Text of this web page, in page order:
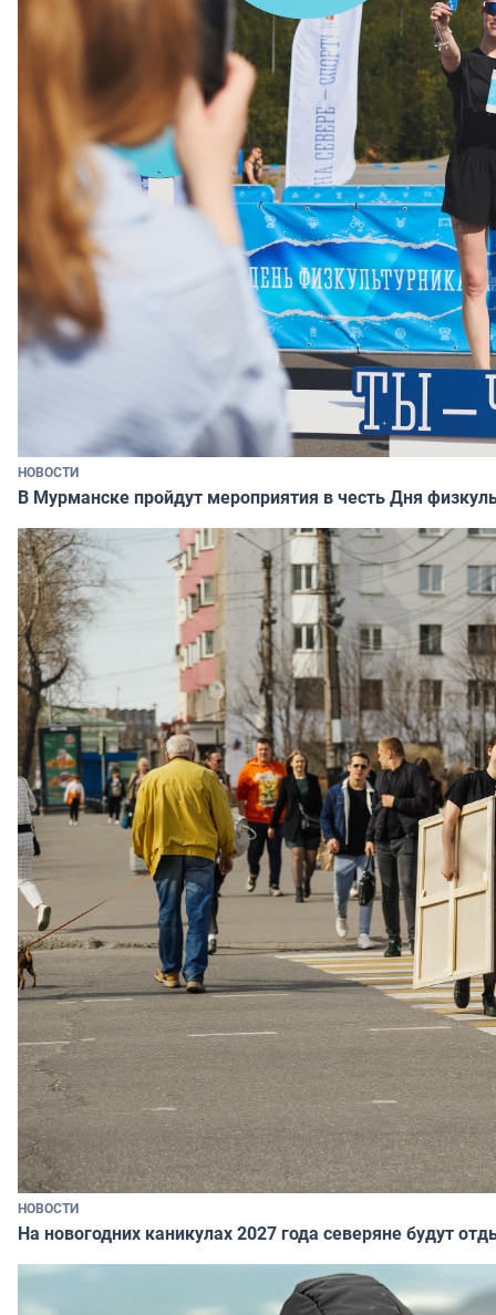
НОВОСТИ
В Мурманске пройдут мероприятия в честь Дня
НОВОСТИ
На новогодних каникулах 2027 года северяне будут